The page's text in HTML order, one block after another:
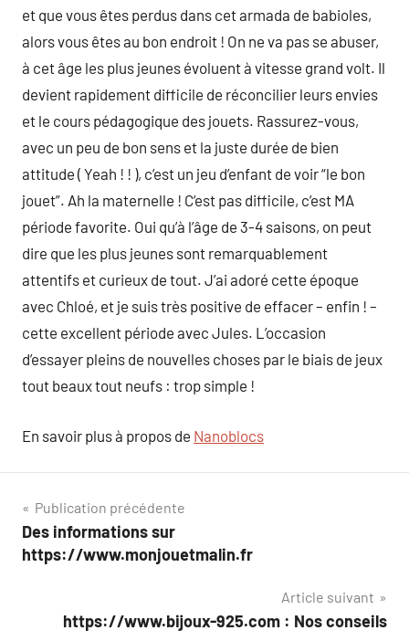
et que vous êtes perdus dans cet armada de babioles,
alors vous êtes au bon endroit ! On ne va pas se abuser,
à cet âge les plus jeunes évoluent à vitesse grand volt. Il
devient rapidement difficile de réconcilier leurs envies
et le cours pédagogique des jouets. Rassurez-vous,
avec un peu de bon sens et la juste durée de bien
attitude ( Yeah ! ! ), c’est un jeu d’enfant de voir “le bon
jouet”. Ah la maternelle ! C’est pas difficile, c’est MA
période favorite. Oui qu’à l’âge de 3-4 saisons, on peut
dire que les plus jeunes sont remarquablement
attentifs et curieux de tout. J’ai adoré cette époque
avec Chloé, et je suis très positive de effacer – enfin ! –
cette excellent période avec Jules. L’occasion
d’essayer pleins de nouvelles choses par le biais de jeux
tout beaux tout neufs : trop simple !
En savoir plus à propos de Nanoblocs
Navigation
de
Publication précédente
Des informations sur
https://www.monjouetmalin.fr
Article suivant
https://www.bijoux-925.com : Nos conseils